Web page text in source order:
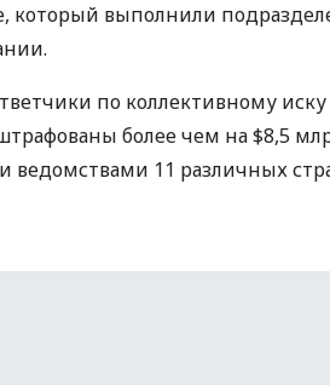
который выполнили
по коллективному
более чем на $8,5
11 различных